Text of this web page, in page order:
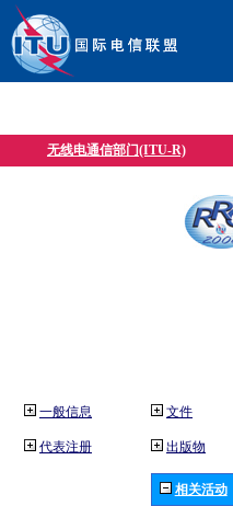
无线电通信部门(ITU-R)
一般信息
代表注册
文件
出版物
相关活动